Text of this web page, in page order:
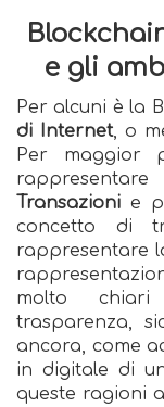
e gli
Per alcuni è la
di Internet, o
Per maggior
Transazioni e
concetto di
rappresentare
molto chiari
trasparenza,
ancora, come
in digitale di
queste ragioni